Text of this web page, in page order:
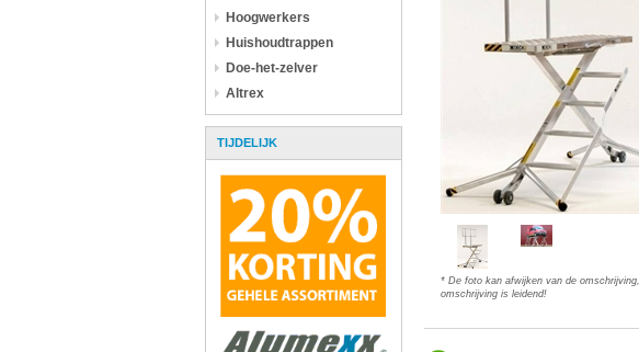
Hoogwerkers
Huishoudtrappen
Doe-het-zelver
Altrex
TIJDELIJK
* De foto kan afwijken van de
omschrijving is leidend!